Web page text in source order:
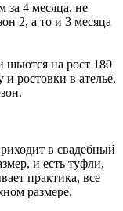
за 4 месяца, не
2, а то и 3 месяца
шьются на рост 180
ростовки в ателье,
в свадебный
и есть туфли,
практика, все
размере.